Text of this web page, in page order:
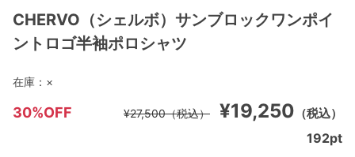
CHERVO（シェルボ）サンブロックワンポイ
ントロゴ半袖ポロシャツ
30%OFF ¥19,250 （税込）
¥27,500（税込）
在庫： ×
192pt